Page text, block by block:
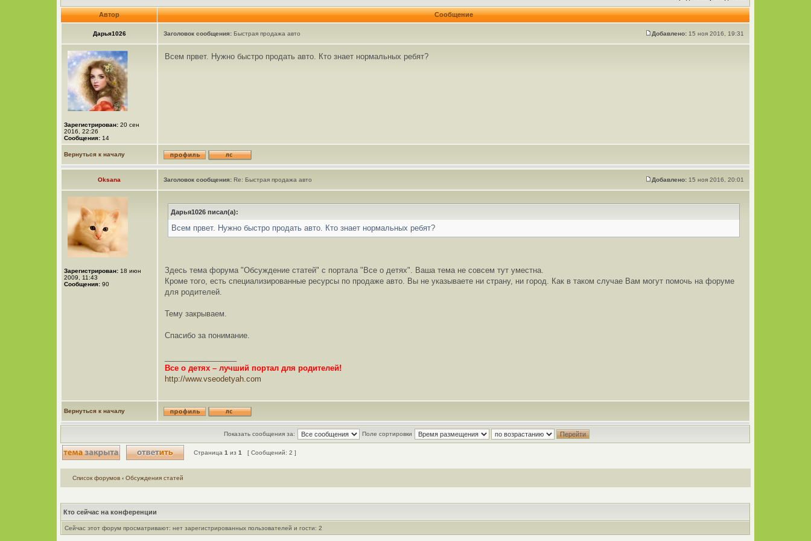
Автор Сообщение
Дарья1026 Заголовок сообщения: Быстрая продажа авто Добавлено: 15 ноя 2016, 19:31
Зарегистрирован: 20 сен
2016, 22:26
Сообщения: 14
Всем првет. Нужно быстро продать авто. Кто знает нормальных ребят?
Вернуться к началу
Oksana Заголовок сообщения: Re: Быстрая продажа авто Добавлено: 15 ноя 2016, 20:01
Зарегистрирован: 18 июн
2009, 11:43
Сообщения: 90
Дарья1026 писал(а):
Всем првет. Нужно быстро продать авто. Кто знает нормальных ребят?
Здесь тема форума "Обсуждение статей" с портала "Все о детях". Ваша тема не совсем тут уместна.
Кроме того, есть специализированные ресурсы по продаже авто. Вы не указываете ни страну, ни город. Как в таком случае Вам могут помочь на форуме
для родителей.
Тему закрываем.
Спасибо за понимание.
Все о детях – лучший портал для родителей!
http://www.vseodetyah.com
Вернуться к началу
Показать сообщения за: Поле сортировки
Страница1 из1 [ Сообщений: 2 ]
Список форумов ‹ Обсуждения статей
Кто сейчас на конференции
Сейчас этот форум просматривают: нет зарегистрированных пользователей и гости: 2